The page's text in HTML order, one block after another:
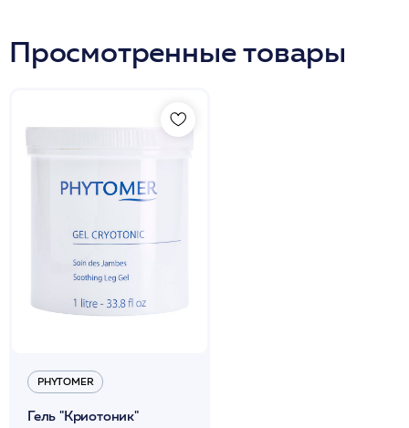
Просмотренные товары
PHYTOMER
Гель "Криотоник"